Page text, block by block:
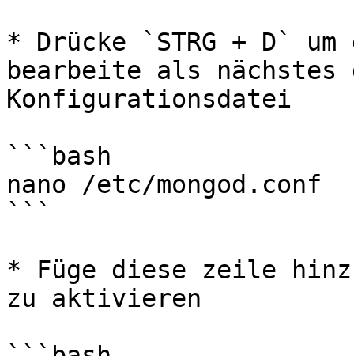
* Drücke `STRG + D`
bearbeite als nächstes
Konfigurationsdatei
```bash
nano /etc/mongod.conf
```
* Füge diese zeile
zu aktivieren